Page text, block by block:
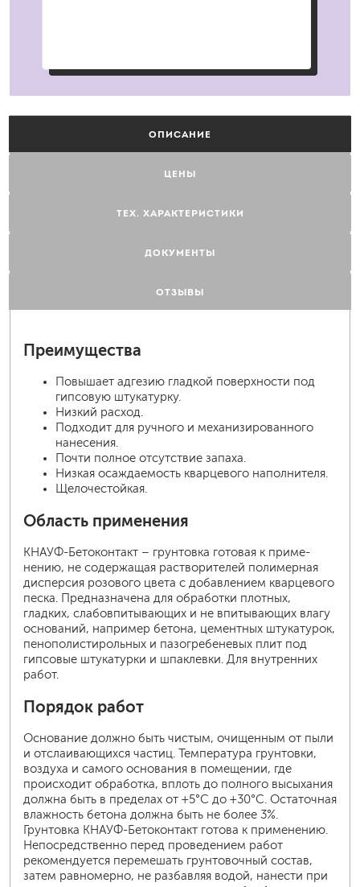
ОПИСАНИЕ
ЦЕНЫ
ТЕХ. ХАРАКТЕРИСТИКИ
ДОКУМЕНТЫ
ОТЗЫВЫ
Преимущества
Повышает адгезию гладкой поверхности под
гипсовую штукатурку.
Низкий расход.
Подходит для ручного и механизированного
нанесения.
Почти полное отсутствие запаха.
Низкая осаждаемость кварцевого наполнителя.
Щелочестойкая.
Область применения
КНАУФ-Бетоконтакт – грунтовка готовая к приме-
нению, не содержащая растворителей полимерная
дисперсия розового цвета с добавлением кварцевого
песка. Предназначена для обработки плотных,
гладких, слабовпитывающих и не впитывающих влагу
оснований, например бетона, цементных штукатурок,
пенополистирольных и пазогребеневых плит под
гипсовые штукатурки и шпаклевки. Для внутренних
работ.
Порядок работ
Основание должно быть чистым, очищенным от пыли
и отслаивающихся частиц. Температура грунтовки,
воздуха и самого основания в помещении, где
происходит обработка, вплоть до полного высыхания
должна быть в пределах от +5°C до +30°С. Остаточная
влажность бетона должна быть не более 3%.
Грунтовка КНАУФ-Бетоконтакт готова к применению.
Непосредственно перед проведением работ
рекомендуется перемешать грунтовочный состав,
затем равномерно, не разбавляя водой, нанести при